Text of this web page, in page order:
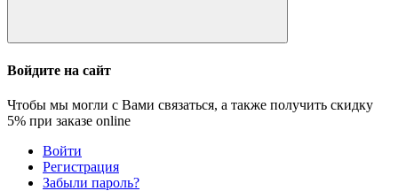
Войдите на сайт
Чтобы мы могли с Вами связаться, а также получить скидку
5% при заказе online
Войти
Регистрация
Забыли пароль?